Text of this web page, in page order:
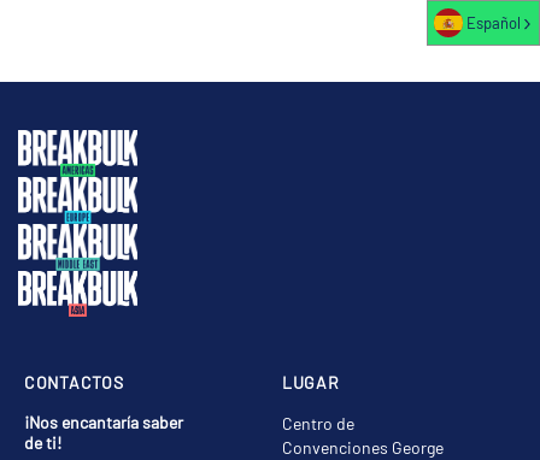
LUGAR
Centro de
Convenciones George
CONTACTOS
¡Nos encantaría saber
de ti!
Español